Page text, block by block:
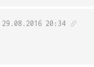
29.08.2016 20:34